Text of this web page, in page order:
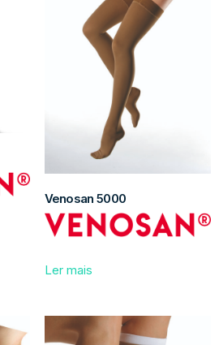
Venosan 5000
Ler mais